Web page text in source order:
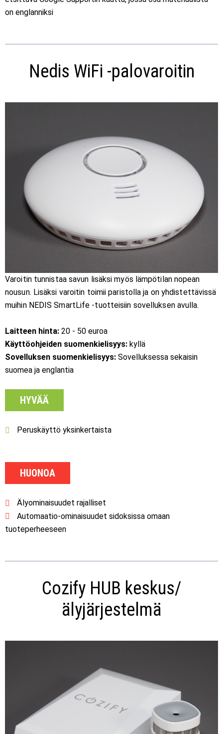
on englanniksi
Nedis WiFi -palovaroitin
Varoitin tunnistaa savun lisäksi myös lämpötilan nopean
nousun. Lisäksi varoitin toimii paristolla ja on yhdistettävissä
muihin NEDIS SmartLife -tuotteisiin sovelluksen avulla.
Laitteen hinta: 20 - 50 euroa
Käyttöohjeiden suomenkielisyys: kyllä
Sovelluksen suomenkielisyys: Sovelluksessa sekaisin
suomea ja englantia
HYVÄÄ
Peruskäyttö yksinkertaista
HUONOA
Älyominaisuudet rajalliset
Automaatio-ominaisuudet sidoksissa omaan
tuoteperheeseen
Cozify HUB keskus/
älyjärjestelmä